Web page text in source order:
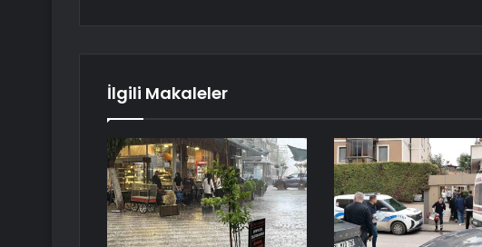
İlgili Makaleler